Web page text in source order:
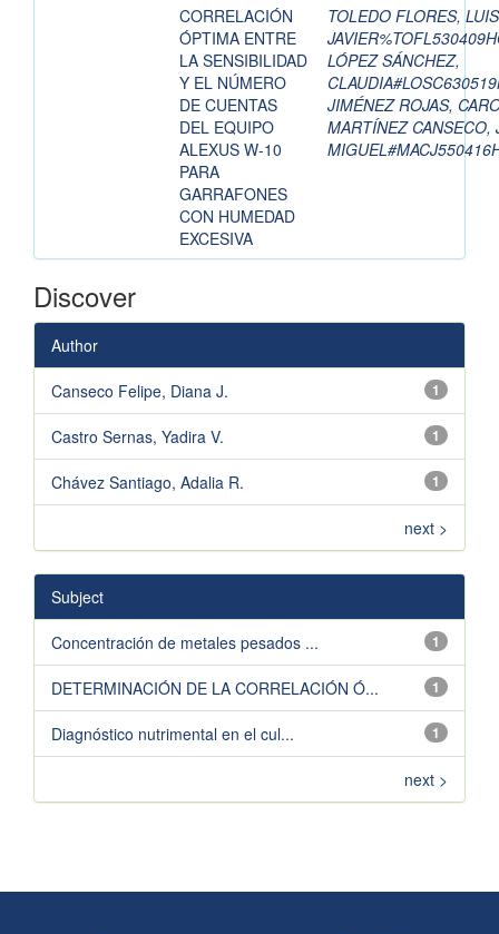
CORRELACIÓN
ÓPTIMA ENTRE
LA SENSIBILIDAD
Y EL NÚMERO
DE CUENTAS
DEL EQUIPO
ALEXUS W-10
PARA
GARRAFONES
CON HUMEDAD
EXCESIVA
TOLEDO FLORES, LUIS
LÓPEZ SÁNCHEZ,
JIMÉNEZ ROJAS,
MARTÍNEZ CANSECO,
Discover
Author
1
Canseco Felipe, Diana J.
1
Castro Sernas, Yadira V.
1
Chávez Santiago, Adalia R.
next >
Subject
1
Concentración de metales pesados ...
1
DETERMINACIÓN DE LA CORRELACIÓN Ó...
1
Diagnóstico nutrimental en el cul...
next >